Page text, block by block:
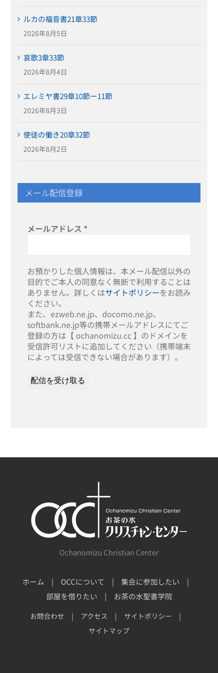
ルカの福音書21章33節
2026年8月5日
哀歌3章33節
2026年8月4日
エレミヤ書29章10節ー11節
2026年8月3日
使徒の働き20章32節
2026年8月2日
メール配信登録
メールアドレス *
お預かりした個人情報は、本メール配信以外の
目的でご本人の同意なく無断で利用することは
ありません。詳しくはサイトポリシーをお読み
ください。
また、ezweb.ne.jp、docomo.ne.jp、
softbank.ne.jp等の携帯メールアドレスにてご
登録の方は【 ochanomizu.cc 】のドメインを
受信許可リストに追加してください（携帯端末
によっては受信できない場合があります）。
Ochanomizu Christian Center
ホーム OCCについて
集会に参加したい
部屋を借りたい
お茶の水聖書学院
お問合わせ アクセス
サイトポリシー
サイトマップ